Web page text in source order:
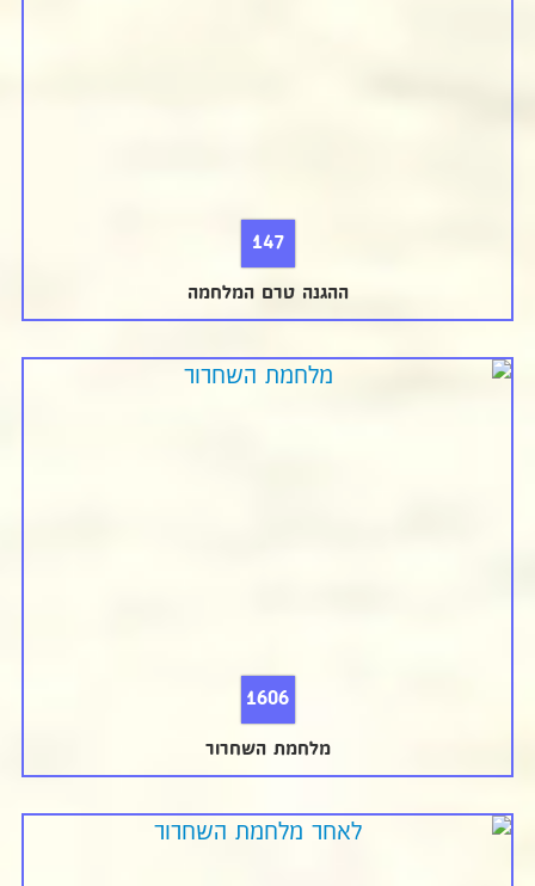
147
ההגנה טרם המלחמה
1606
מלחמת השחרור